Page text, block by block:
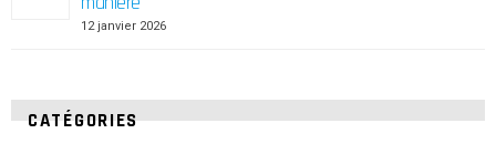
12 janvier 2026
CATÉGORIES